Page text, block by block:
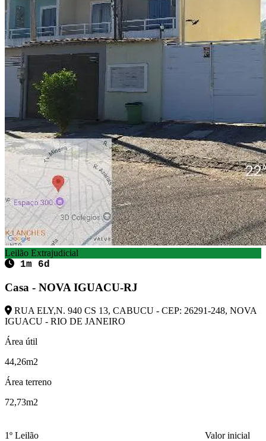
Leilão Extrajudicial
1m 6d
Casa - NOVA IGUACU-RJ
RUA ELY,N. 940 CS 13, CABUCU - CEP: 26291-248, NOVA
IGUACU - RIO DE JANEIRO
Área útil
44,26m2
Área terreno
72,73m2
1º Leilão
Valor inicial